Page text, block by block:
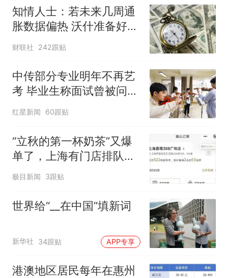
知情人士：若未来几周通
胀数据偏热 沃什准备好加
息
财联社 242跟贴
中传部分专业明年不再艺
考 毕业生称面试曾被问
“如何策划晚会” 专家：遏
红星新闻 60跟贴
“立秋的第一杯奶茶”又爆
单了，上海有门店排队超
500杯，店员：今天奶茶
时
极目新闻 3跟贴
世界给“__在中国”填新词
新华社 34跟贴 APP专享
港澳地区居民每年在惠州